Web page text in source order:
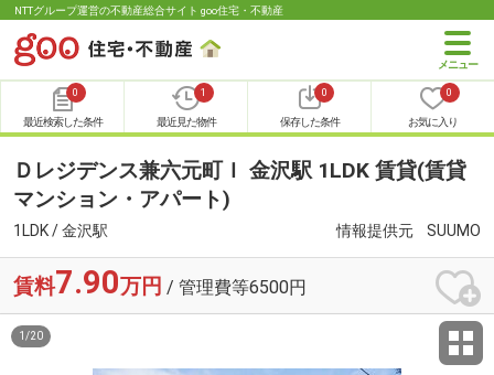
NTTグループ運営の不動産総合サイト goo住宅・不動産
0
最近検索した条件
1
最近見た物件
0
保存した条件
0
お気に入り
Ｄレジデンス兼六元町Ｉ 金沢駅 1LDK 賃貸(賃貸
マンション・アパート)
1LDK / 金沢駅 情報提供元 SUUMO
賃料7.90万円 / 管理費等6500円
1 /20